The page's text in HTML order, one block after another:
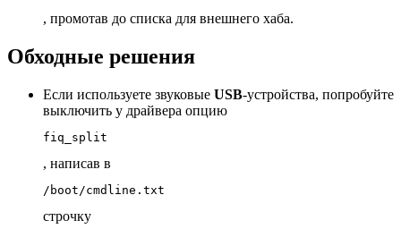
, промотав до списка для внешнего хаба.
Обходные решения
Если используете звуковые USB-устройства, попробуйте
выключить у драйвера опцию
, написав в
строчку